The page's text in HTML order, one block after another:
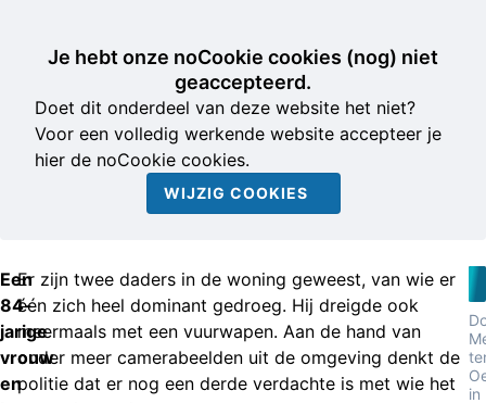
Je hebt onze noCookie cookies (nog) niet
geaccepteerd.
Doet dit onderdeel van deze website het niet?
Voor een volledig werkende website accepteer je
hier de noCookie cookies.
WIJZIG COOKIES
Een
84-
jarige
vrouw
en
Er zijn twee daders in de woning geweest, van wie er
één zich heel dominant gedroeg. Hij dreigde ook
meermaals met een vuurwapen. Aan de hand van
onder meer camerabeelden uit de omgeving denkt de
politie dat er nog een derde verdachte is met wie het
in